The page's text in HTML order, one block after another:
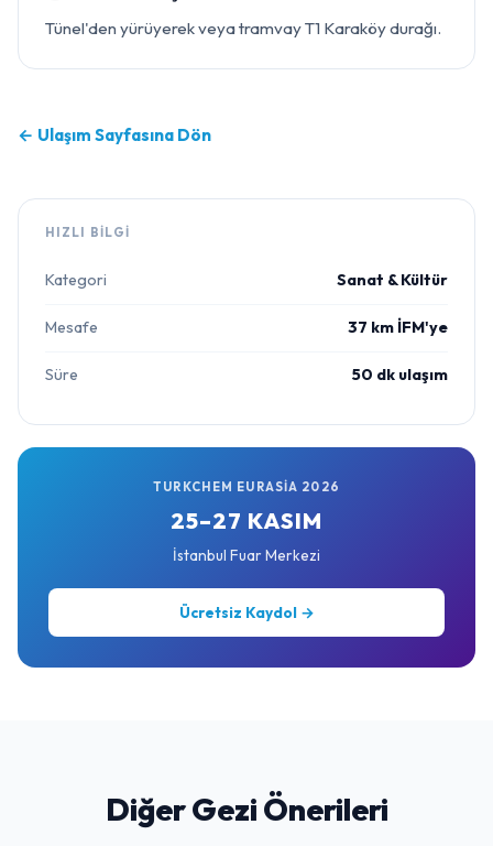
Tünel'den yürüyerek veya tramvay T1 Karaköy durağı.
← Ulaşım Sayfasına Dön
HIZLI BILGI
Kategori Sanat & Kültür
Mesafe 37 km İFM'ye
Süre 50 dk ulaşım
TURKCHEM EURASIA 2026
25–27 KASIM
İstanbul Fuar Merkezi
Ücretsiz Kaydol →
Diğer Gezi Önerileri
Sultanahmet & Tarihi Yarımada